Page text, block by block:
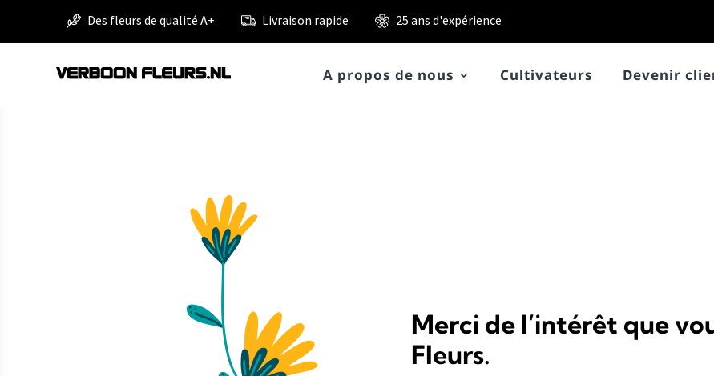
25 ans d'expérience
Livraison rapide
Des fleurs de qualité A+
A propos de nous Cultivateurs Devenir
Merci de l’intérêt que
Fleurs.